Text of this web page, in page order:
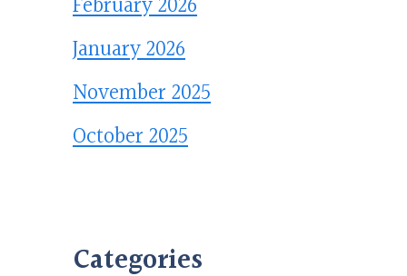
January 2026
November 2025
October 2025
Categories